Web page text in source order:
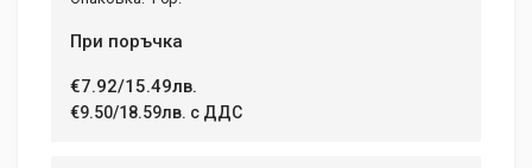
При поръчка
€7.92/15.49лв.
€9.50/18.59лв. с ДДС